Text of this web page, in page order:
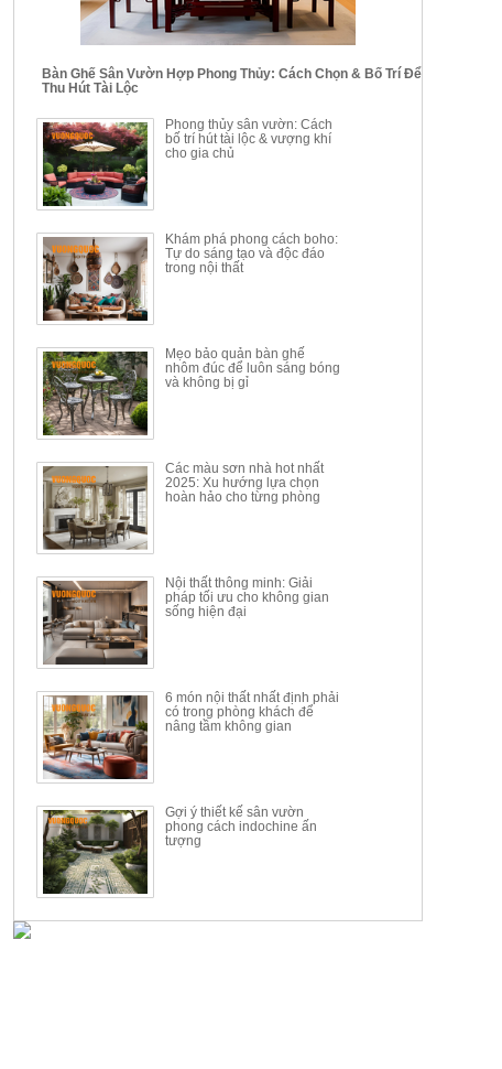
BỘ BÀN TRÀ GỖ PHONG
CÁCH MỚI KẾT HỢP KHAY
NHÚNG TRÀ YDX
Mã sp: BT150.46
17.617.500đ
34.100.000đ
BỘ BÀN GHẾ CAFE KIỂU
DÁNG ĐƠN GIẢN HIỆN ĐẠI
HOY8010
BÀN GHẾ TRANG ĐIỂM
THÔNG MINH HIỆN ĐẠI
TÍCH HỢP SẠC...
Mã sp: HH.BTD08
6.510.000đ
BỘ BÀN ĂN ĐẢO MẶT ĐÁ
PHIẾN AK3699
Bàn Ghế Sân Vườn Hợp Phong Thủy: Cách Chọn & Bố Trí Để
Thu Hút Tài Lộc
Phong thủy sân vườn: Cách
bố trí hút tài lộc & vượng khí
cho gia chủ
Khám phá phong cách boho:
Tự do sáng tạo và độc đáo
trong nội thất
Mẹo bảo quản bàn ghế
nhôm đúc để luôn sáng bóng
và không bị gỉ
Các màu sơn nhà hot nhất
2025: Xu hướng lựa chọn
hoàn hảo cho từng phòng
Nội thất thông minh: Giải
pháp tối ưu cho không gian
sống hiện đại
6 món nội thất nhất định phải
có trong phòng khách để
nâng tầm không gian
Gợi ý thiết kế sân vườn
phong cách indochine ấn
tượng